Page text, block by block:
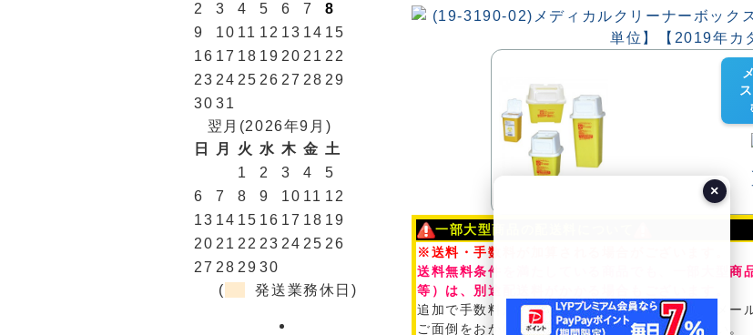
一部大型商品の配送料について
※送料・手数料が加算される場合がございます。
送料無料条件を満たしている商品でも、一部大型商
等）は、別途配送料がかかる場合もございます。
追加で手数料が加算される場合は、ご注文後、メー
ご面倒をおかけ致しますが、予めご了承ください。
2
3 4 5 6 7
8
9
10 11 12 13 14 15
16 17 18 19 20 21 22
23 24 25 26 27 28 29
30 31
翌月(2026年9月)
日
月 火 水 木 金 土
1
2 3 4
5
6
7 8 9 10 11 12
13 14 15 16 17 18 19
20 21 22 23 24 25 26
27 28 29 30
(
発送業務休日)
×